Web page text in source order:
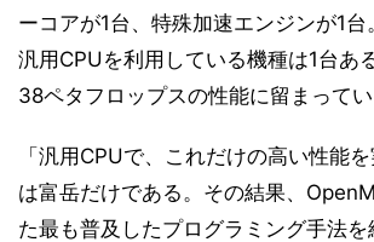
ーコアが1台、特殊加速エンジンが1台
汎用CPUを利用している機種は1台あ
38ペタフロップスの性能に留まってい
「汎用CPUで、これだけの高い性能
は富岳だけである。その結果、
た最も普及したプログラミング手法を